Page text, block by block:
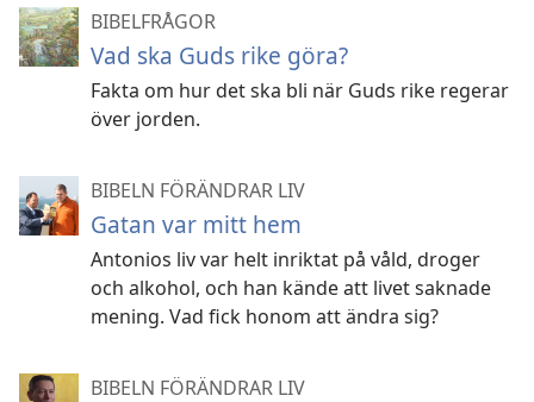
BIBELFRÅGOR
Vad ska Guds rike göra?
Fakta om hur det ska bli när Guds rike regerar
över jorden.
BIBELN FÖRÄNDRAR LIV
Gatan var mitt hem
Antonios liv var helt inriktat på våld, droger
och alkohol, och han kände att livet saknade
mening. Vad fick honom att ändra sig?
BIBELN FÖRÄNDRAR LIV